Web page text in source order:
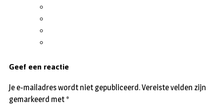
Geef een reactie
Je e-mailadres wordt niet gepubliceerd.Vereiste velden zijn
gemarkeerd met *